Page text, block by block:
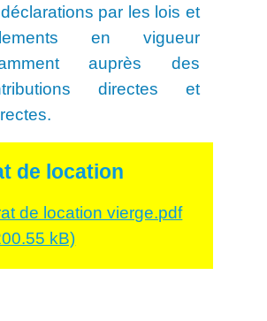
par les lois et
en vigueur
auprès des
directes et
de location
de location vierge.pdf
kB)